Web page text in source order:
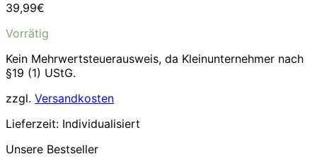
39,99€
Vorrätig
Kein Mehrwertsteuerausweis, da Kleinunternehmer nach
§19 (1) UStG.
zzgl. Versandkosten
Lieferzeit: Individualisiert
Unsere Bestseller